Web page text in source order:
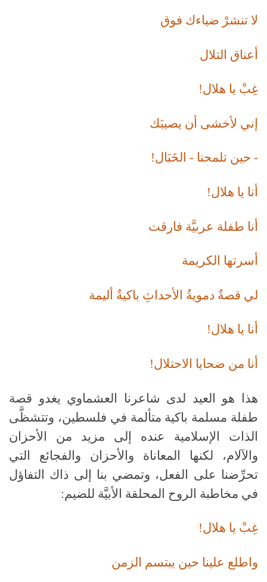
لا تنشرْ ضياءك فوق
أعناق التلال
غِبْ يا هلال!
إني لأخشى أن يصيبَك
- حين تلمحنا - الخَبَال!
أنا يا هلال!
أنا طفلة عربيَّة فارقت
أسرتها الكريمة
لي قصةٌ دمويةُ الأحداثِ باكيةٌ أليمة
أنا يا هلال!
أنا من ضحايا الاحتلال!
هذا هو العيد لدى شاعرنا العشماوي يغدو قصة
طفلة مسلمة باكية متألمة في فلسطين، وتتشظَّى
الذات الإسلامية عنده إلى مزيد من الأحزان
والآلام، لكنها المعاناة والأحزان والفجائع التي
تحرِّضنا على الفعل، وتمضي بنا إلى ذاك التفاؤل
في مخاطبة الروح المحلقة الأبيَّة للضيم:
غِبْ يا هلال!
واطلع علينا حين يبتسم الزمن